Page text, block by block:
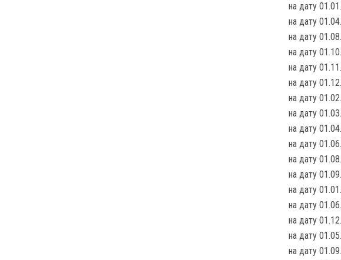
на дату
на дату
на дату
на дату
на дату
на дату
на дату
на дату
на дату
на дату
на дату
на дату
на дату
на дату
на дату
на дату
на дату